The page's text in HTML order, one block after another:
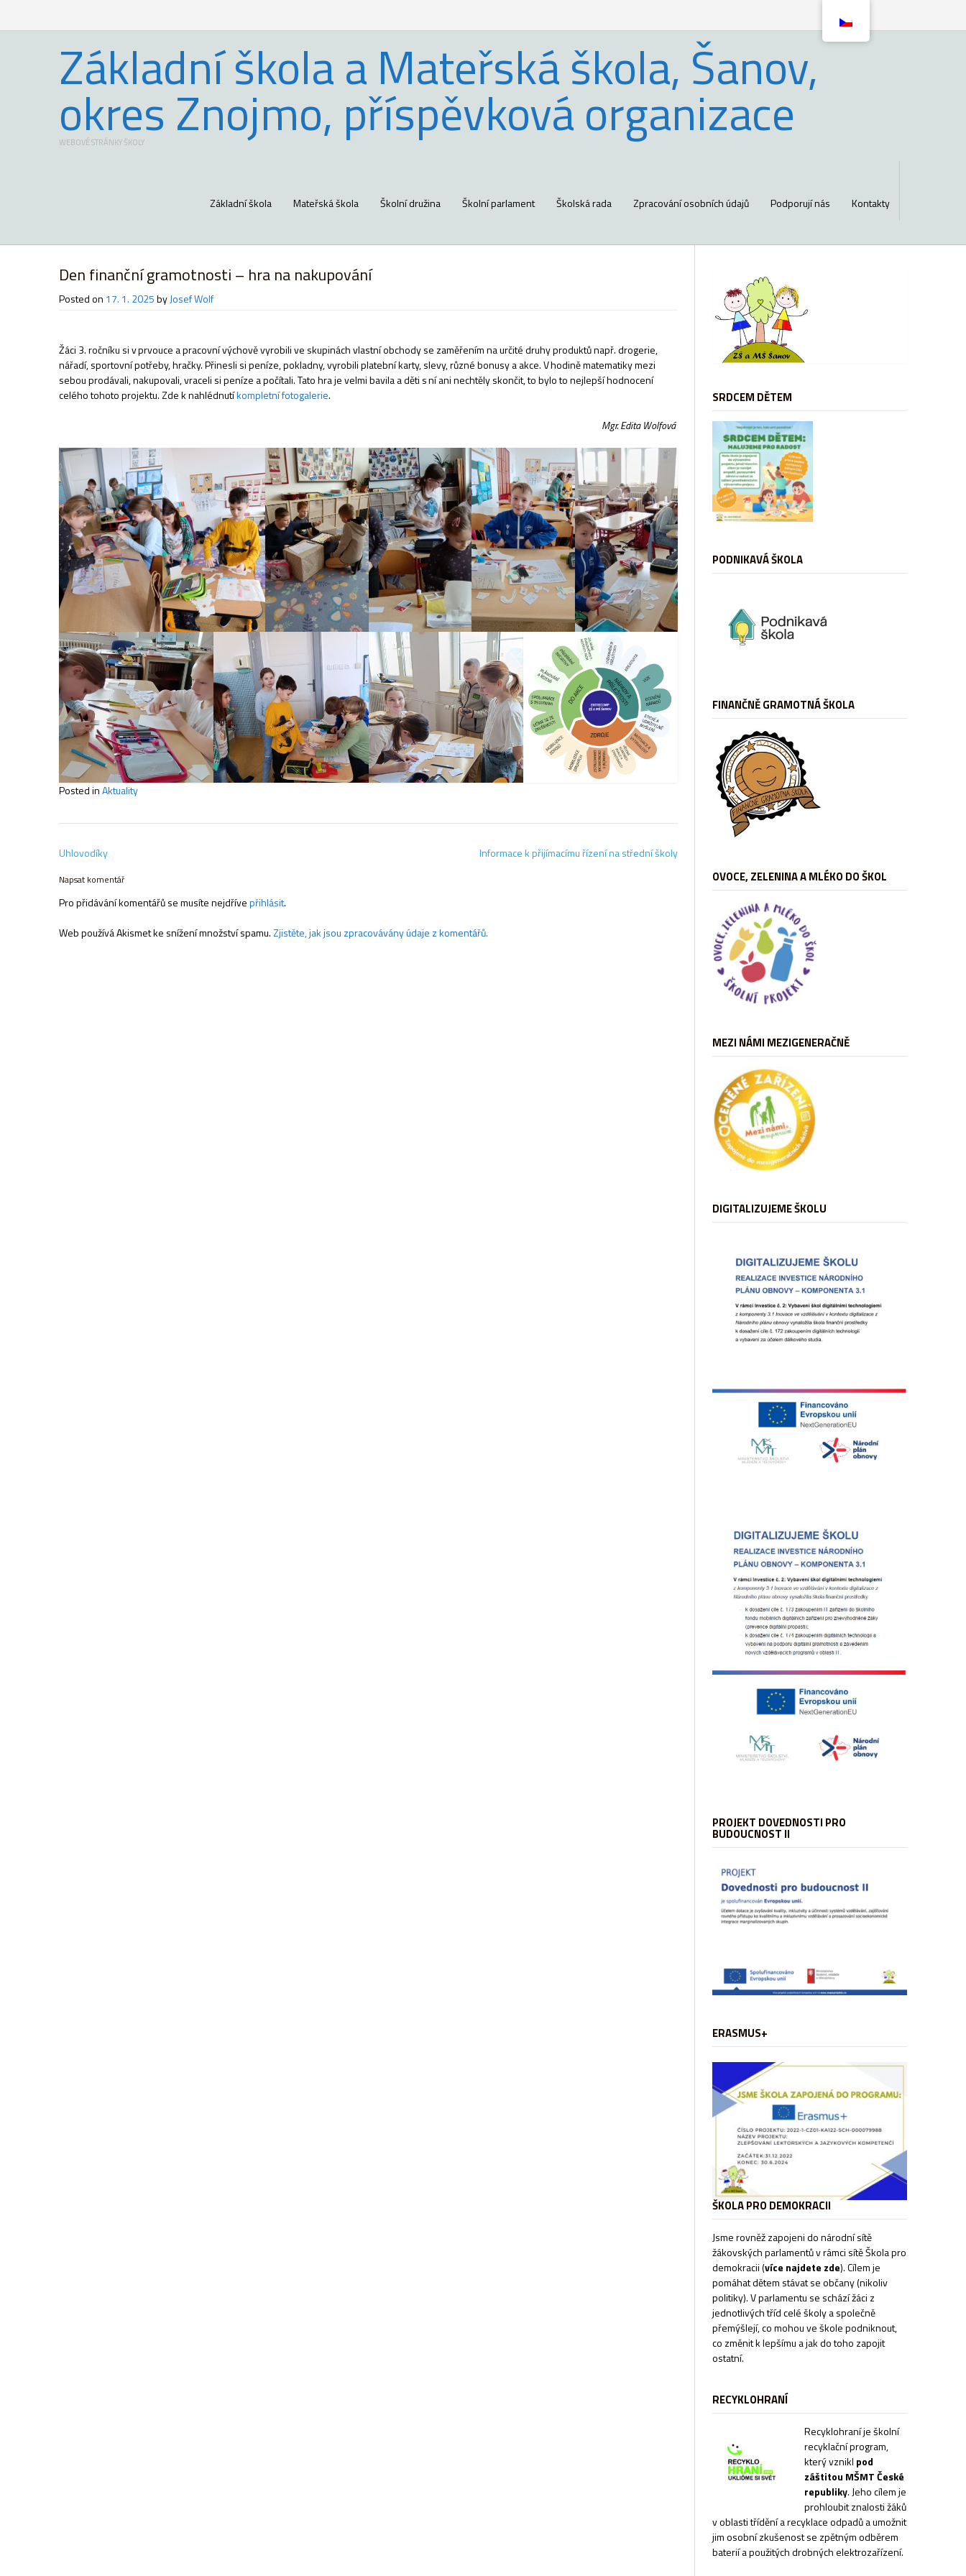
Základní škola a Mateřská škola, Šanov,
okres Znojmo, příspěvková organizace
WEBOVÉ STRÁNKY ŠKOLY
Základní škola Mateřská škola Školní družina Školní parlament Školská rada Zpracování osobních údajů Podporují nás Kontakty
Den finanční gramotnosti – hra na nakupování
Posted on 17. 1. 2025byJosef Wolf
Žáci 3. ročníku si v prvouce a pracovní výchově vyrobili ve skupinách vlastní obchody se zaměřením na určité druhy produktů např. drogerie,
nářadí, sportovní potřeby, hračky. Přinesli si peníze, pokladny, vyrobili platební karty, slevy, různé bonusy a akce. V hodině matematiky mezi
sebou prodávali, nakupovali, vraceli si peníze a počítali. Tato hra je velmi bavila a děti s ní ani nechtěly skončit, to bylo to nejlepší hodnocení
celého tohoto projektu. Zde k nahlédnutíkompletní fotogalerie.
Mgr. Edita Wolfová
Posted inAktuality
Navigace
pro
příspěvek
Uhlovodíky Informace k přijímacímu řízení na střední školy
Napsat komentář
Pro přidávání komentářů se musíte nejdřívepřihlásit.
Web používá Akismet ke snížení množství spamu.Zjistěte, jak jsou zpracovávány údaje z komentářů.
SRDCEM DĚTEM
PODNIKAVÁ ŠKOLA
FINANČNĚ GRAMOTNÁ ŠKOLA
OVOCE, ZELENINA A MLÉKO DO ŠKOL
MEZI NÁMI MEZIGENERAČNĚ
DIGITALIZUJEME ŠKOLU
PROJEKT DOVEDNOSTI PRO
BUDOUCNOST II
ERASMUS+
ŠKOLA PRO DEMOKRACII
Jsme rovněž zapojeni do národní sítě
žákovských parlamentů v rámci sítěŠkola pro
demokracii(více najdete zde). Cílem je
pomáhat dětem stávat se občany (nikoliv
politiky). V parlamentu se schází žáci z
jednotlivých tříd celé školy a společně
přemýšlejí, co mohou ve škole podniknout,
co změnit k lepšímu a jak do toho zapojit
ostatní.
RECYKLOHRANÍ
Recyklohraní je školní
recyklační program,
který vznikl pod
záštitou MŠMT České
republiky. Jeho cílem je
prohloubit znalosti žáků
v oblasti třídění a recyklace odpadů a umožnit
jim osobní zkušenost se zpětným odběrem
baterií a použitých drobných elektrozařízení.